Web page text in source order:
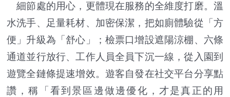
細節處的用心，更體現在服務的全維度打磨。溫
水洗手、足量耗材、加密保潔，把如廁體驗從「方
便」升級為「舒心」；檢票口增設遮陽涼棚、六條
通道並行放行、工作人員全員下沉一線，從入園到
遊覽全鏈條提速增效。遊客自發在社交平台分享點
讚，稱「看到景區邊做邊優化，才是真正的用